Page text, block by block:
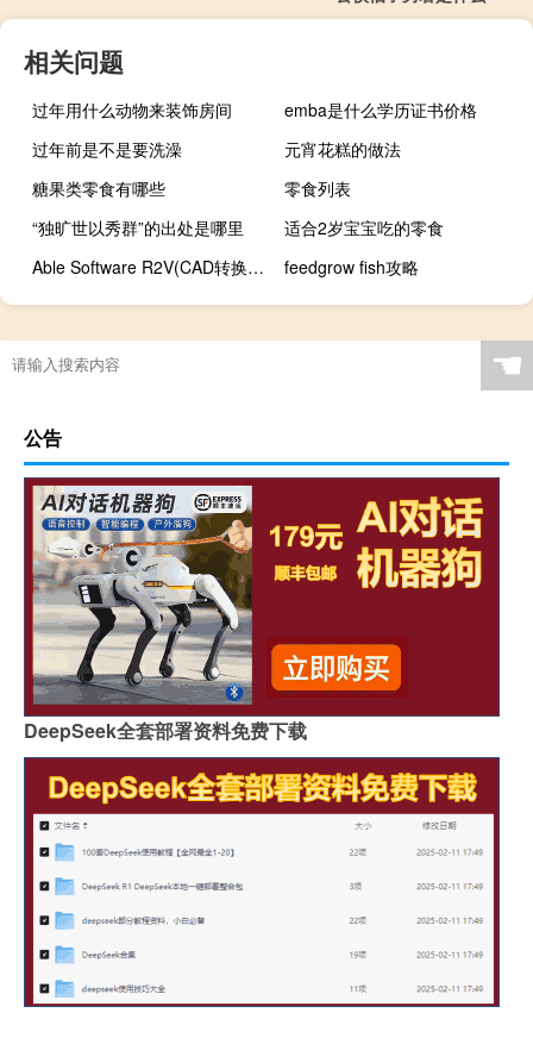
相关问题
过年用什么动物来装饰房间
emba是什么学历证书价格
过年前是不是要洗澡
元宵花糕的做法
糖果类零食有哪些
零食列表
“独旷世以秀群”的出处是哪里
适合2岁宝宝吃的零食
Able Software R2V(CAD转换工具) V5.5.040330 汉化版（Able Software R2V(CAD转换工具) V5.5.040330 汉化版功能简介）
feedgrow fish攻略
☚
公告
DeepSeek全套部署资料免费下载